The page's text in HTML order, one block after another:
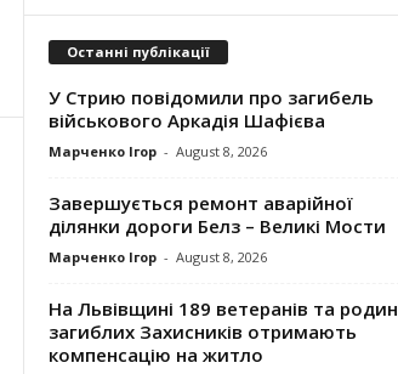
Останні публікації
У Стрию повідомили про загибель
військового Аркадія Шафієва
Марченко Ігор - August 8, 2026
Завершується ремонт аварійної
ділянки дороги Белз – Великі Мости
Марченко Ігор - August 8, 2026
На Львівщині 189 ветеранів та родин
загиблих Захисників отримають
компенсацію на житло